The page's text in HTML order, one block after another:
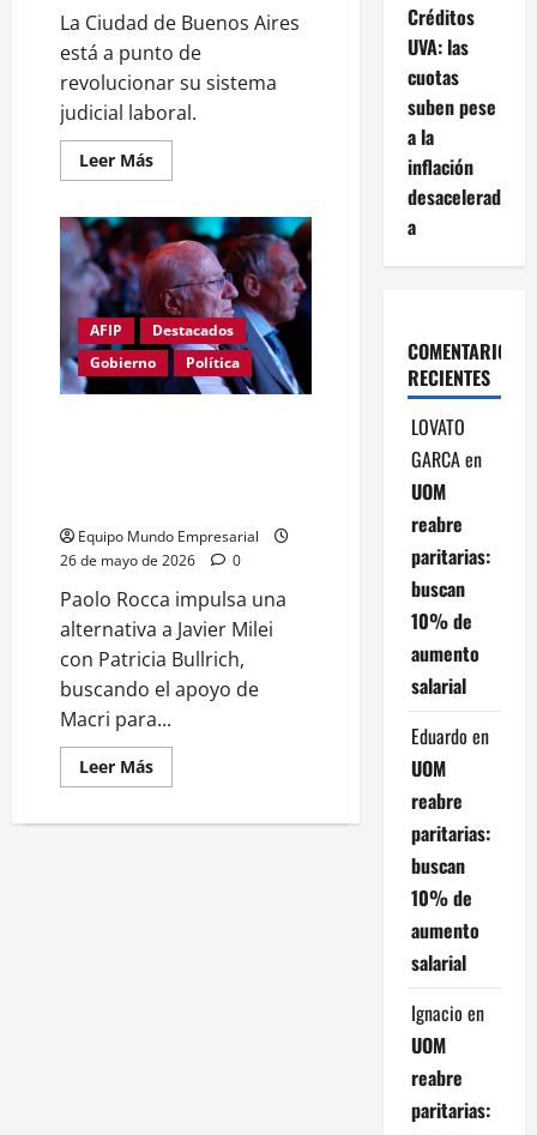
La Ciudad de Buenos Aires
está a punto de
revolucionar su sistema
judicial laboral.
Leer MásLeer
más
Justicia
laboral
porteña:
80
juzgados
y
cambios
claves
AFIP
Destacados
Gobierno
Política
Equipo Mundo Empresarial
26 de mayo de 2026
0
Paolo Rocca impulsa una
alternativa a Javier Milei
con Patricia Bullrich,
buscando el apoyo de
Macri para...
Leer MásLeer
más
Todos
Créditos
UVA: las
cuotas
suben pese
a la
inflación
desacelerad
a
COMENTARIOS
RECIENTES
LOVATO
GARCAen
UOM
reabre
paritarias:
buscan
10% de
aumento
salarial
Eduardo en
UOM
reabre
paritarias:
buscan
10% de
aumento
salarial
Ignacio en
UOM
reabre
paritarias: